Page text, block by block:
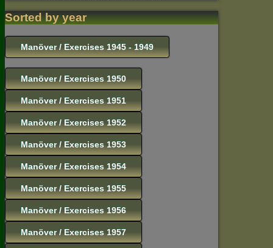
Sorted by year
Manöver / Exercises 1945 - 1949
Manöver / Exercises 1950
Manöver / Exercises 1951
Manöver / Exercises 1952
Manöver / Exercises 1953
Manöver / Exercises 1954
Manöver / Exercises 1955
Manöver / Exercises 1956
Manöver / Exercises 1957